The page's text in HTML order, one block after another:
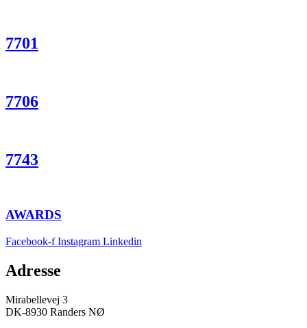
7701
7706
7743
AWARDS
Facebook-f Instagram Linkedin
Adresse
Mirabellevej 3
DK-8930 Randers NØ